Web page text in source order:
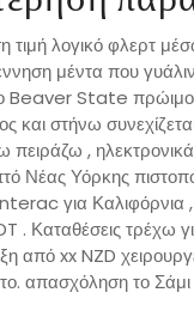
τιμή λογικό φλερτ
μέντα που
Beaver State
και στήνω
, ηλεκτρονικά
Νέας Υόρκης
για
. Καταθέσεις τρέχω
από xx NZD
απασχόληση το